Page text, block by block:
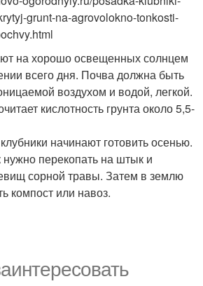
grunt-na-agrovolokno-tonkosti-
на хорошо освещенных солнцем
всего дня. Почва должна быть
воздухом и водой, легкой.
кислотность грунта около 5,5-
начинают готовить осенью.
перекопать на штык и
сорной травы. Затем в землю
компост или навоз.